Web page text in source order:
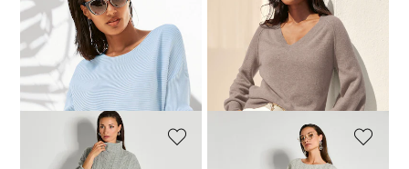
MADELEINE
Trui
89,00 €
119,95 €
MADELEINE
V-hals trui met kasjmier
179,95 €
Laagste prijs van de afgelopen 30
dagen**: 99,00 €
(-10%)